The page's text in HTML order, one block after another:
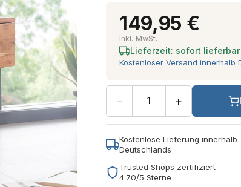
149,95 €
Inkl. MwSt.
Lieferzeit: sofort lieferbar
Kostenloser Versand innerhalb
− +
Kostenlose Lieferung innerhalb
Deutschlands
Trusted Shops zertifiziert –
4.70/5 Sterne